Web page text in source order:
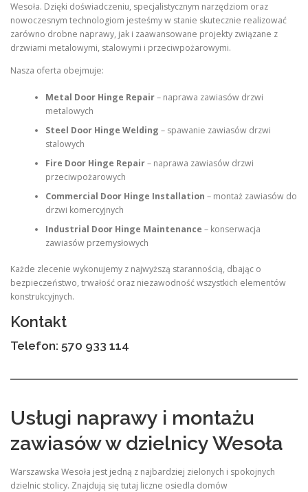
Wesoła. Dzięki doświadczeniu, specjalistycznym narzędziom oraz
nowoczesnym technologiom jesteśmy w stanie skutecznie realizować
zarówno drobne naprawy, jak i zaawansowane projekty związane z
drzwiami metalowymi, stalowymi i przeciwpożarowymi.
Nasza oferta obejmuje:
Metal Door Hinge Repair– naprawa zawiasów drzwi
metalowych
Steel Door Hinge Welding – spawanie zawiasów drzwi
stalowych
Fire Door Hinge Repair– naprawa zawiasów drzwi
przeciwpożarowych
Commercial Door Hinge Installation – montaż zawiasów do
drzwi komercyjnych
Industrial Door Hinge Maintenance – konserwacja
zawiasów przemysłowych
Każde zlecenie wykonujemy z najwyższą starannością, dbając o
bezpieczeństwo, trwałość oraz niezawodność wszystkich elementów
konstrukcyjnych.
Kontakt
Telefon: 570 933 114
Usługi naprawy i montażu
zawiasów w dzielnicy Wesoła
Warszawska Wesoła jest jedną z najbardziej zielonych i spokojnych
dzielnic stolicy. Znajdują się tutaj liczne osiedla domów